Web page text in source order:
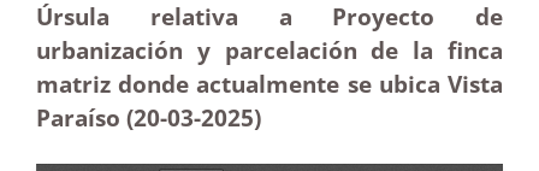
Úrsula relativa a Proyecto de
urbanización y parcelación de la finca
matriz donde actualmente se ubica Vista
Paraíso (20-03-2025)